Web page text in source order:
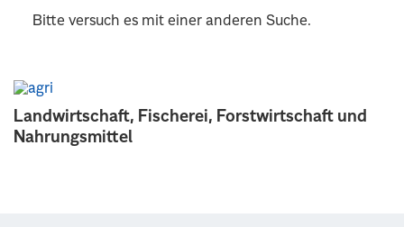
Landwirtschaft, Fischerei, Forstwirtschaft und
Nahrungsmittel
Bitte versuch es mit einer anderen Suche.